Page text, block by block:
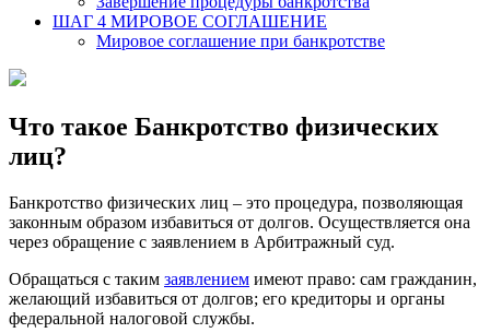
ШАГ 4 МИРОВОЕ СОГЛАШЕНИЕ
Мировое соглашение при банкротстве
Что такое Банкротство физических
лиц?
Банкротство физических лиц – это процедура, позволяющая
законным образом избавиться от долгов. Осуществляется она
через обращение с заявлением в Арбитражный суд.
Обращаться с таким заявлением имеют право: сам гражданин,
желающий избавиться от долгов; его кредиторы и органы
федеральной налоговой службы.